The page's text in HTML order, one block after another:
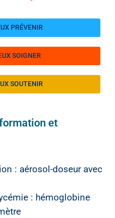
PRÉVENIR
SOIGNER
SOUTENIR
et
: aérosol-doseur avec
: hémoglobine